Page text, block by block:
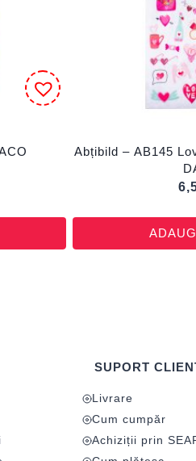
Abțibild – AB145
SUPORT
Livrare
Cum cumpăr
Achiziții prin